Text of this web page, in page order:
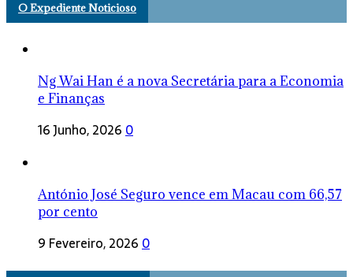
O Expediente Noticioso
Ng Wai Han é a nova Secretária para a Economia
e Finanças
16 Junho, 20260
António José Seguro vence em Macau com 66,57
por cento
9 Fevereiro, 20260